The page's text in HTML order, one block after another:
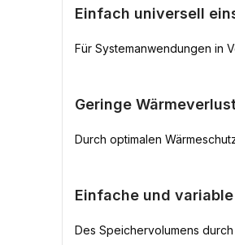
Einfach universell
Für Systemanwendungen in
Geringe
Durch optimalen
Einfache und
Des Speichervolumens